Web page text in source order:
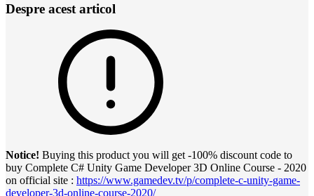
Despre acest articol
Notice! Buying this product you will get -100% discount code to
buy Complete C# Unity Game Developer 3D Online Course - 2020
on official site : https://www.gamedev.tv/p/complete-c-unity-game-
developer-3d-online-course-2020/